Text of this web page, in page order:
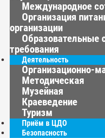
Международное
Организация
организации
Образовательные
требования
Деятельность
Организационно-
Методическая
Музейная
Краеведение
Туризм
Приём в ЦДО
Безопасность